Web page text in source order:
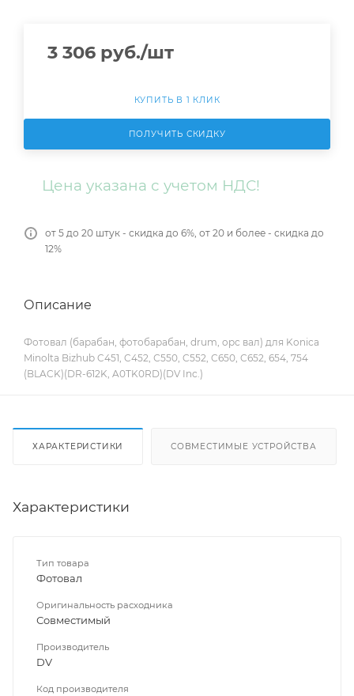
3 306 руб./шт
КУПИТЬ В 1 КЛИК
ПОЛУЧИТЬ СКИДКУ
Цена указана с учетом НДС!
от 5 до 20 штук - скидка до 6%, от 20 и более - скидка до
12%
Описание
Фотовал (барабан, фотобарабан, drum, opc вал) для Konica
Minolta Bizhub C451, C452, С550, C552, C650, C652, 654, 754
(BLACK)(DR-612K, A0TK0RD)(DV Inc.)
ХАРАКТЕРИСТИКИ СОВМЕСТИМЫЕ УСТРОЙСТВА
Характеристики
Тип товара
Фотовал
Оригинальность расходника
Совместимый
Производитель
DV
Код производителя